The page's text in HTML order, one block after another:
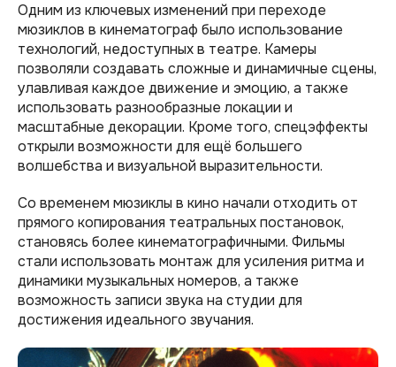
Одним из ключевых изменений при переходе
мюзиклов в кинематограф было использование
технологий, недоступных в театре. Камеры
позволяли создавать сложные и динамичные сцены,
улавливая каждое движение и эмоцию, а также
использовать разнообразные локации и
масштабные декорации. Кроме того, спецэффекты
открыли возможности для ещё большего
волшебства и визуальной выразительности.
Со временем мюзиклы в кино начали отходить от
прямого копирования театральных постановок,
становясь более кинематографичными. Фильмы
стали использовать монтаж для усиления ритма и
динамики музыкальных номеров, а также
возможность записи звука на студии для
достижения идеального звучания.